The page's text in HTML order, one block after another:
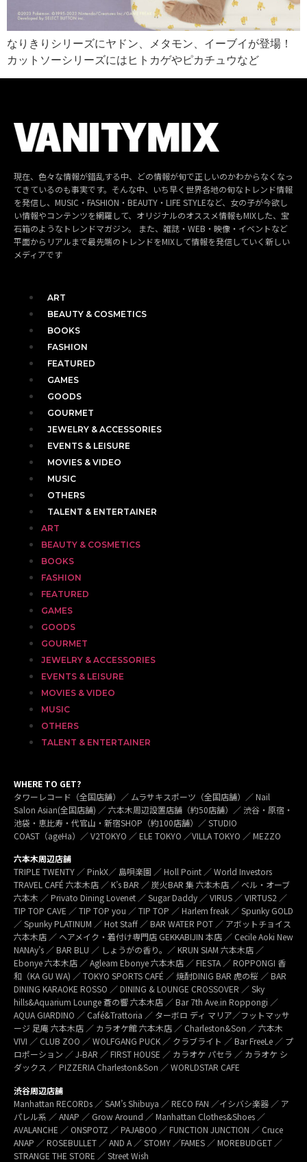
なりきりシリーズにヤドン、メタモン、イーブイが登場！
カットソーシリーズにはヒトカゲやピカチュウなど
現在、色々な情報が錯乱する中、どの情報が旬で正しいのかわからなくなっ
てきているのも事実です。そんな中、いち早く世界各地の旬なトレンド情報
を発信し、MUSIC・FASHION・BEAUTY・LIFE STYLEなど、女の子が今欲し
い情報やコンテンツを網羅して、オリジナルのオススメ情報もMIXした、宝
石箱のようなトレンドマガジン。 また、雑誌・WEB・映像・イベントなど
平面からリアルまで最先端のトレンドをMIXして情報を発信していく新しい
メディアです
ART
BEAUTY & COSMETICS
BOOKS
FASHION
FEATURED
GAMES
GOODS
GOURMET
JEWELRY & ACCESSORIES
EVENTS & LEISURE
MOVIES & VIDEO
MUSIC
OTHERS
TALENT & ENTERTAINER
ART
BEAUTY & COSMETICS
BOOKS
FASHION
FEATURED
GAMES
GOODS
GOURMET
JEWELRY & ACCESSORIES
EVENTS & LEISURE
MOVIES & VIDEO
MUSIC
OTHERS
TALENT & ENTERTAINER
WHERE TO GET?
タワーレコード（全国店舗）／ ムラサキスポーツ（全国店舗）／ Nail
Salon Asian(全国店舗) ／ 六本木周辺設置店舗（約50店舗）／ 渋谷・原宿・
池袋・恵比寿・代官山・新宿SHOP（約100店舗）／ STUDIO
COAST（ageHa）／ V2TOKYO ／ ELE TOKYO ／VILLA TOKYO ／ MEZZO
六本木周辺店舗
TRIPLE TWENTY ／ PinkX／ 島唄楽園 ／ Holl Point ／ World Investors
TRAVEL CAFÉ 六本木店 ／ K’s BAR ／ 炭火BAR 集 六本木店 ／ ベル・オーブ
六本木 ／ Privato Dining Lovenet ／ Sugar Daddy ／ VIRUS ／ VIRTUS2 ／
TIP TOP CAVE ／ TIP TOP you ／ TIP TOP ／ Harlem freak ／ Spunky GOLD
／ Spunky PLATINUM ／ Hot Staff ／ BAR WATER POT ／ アボットチョイス
六本木店 ／ ヘアメイク・着付け専門店 GEKKABIJIN 本店 ／ Cecile Aoki New
NANAy’s ／ BAR BLU ／ しょうがの香り。／ KRUN SIAM 六本木店 ／
Ebonye 六本木店 ／ Agleam Ebonye 六本木店 ／ FIESTA ／ ROPPONGI 香
和（KA GU WA) ／ TOKYO SPORTS CAFÉ ／ 焼酎DINIG BAR 虎の桜 ／ BAR
DINING KARAOKE ROSSO ／ DINING & LOUNGE CROSSOVER ／ Sky
hills&Aquarium Lounge 蒼の響 六本木店 ／ Bar 7th Ave.in Roppongi ／
AQUA GIARDINO ／ Café&Trattoria ／ ターボロ ディ マリア／フットマッサ
ージ 足庵 六本木店 ／ カラオケ館 六本木店 ／ Charleston&Son ／ 六本木
VIVI ／ CLUB ZOO ／ WOLFGANG PUCK ／ クラブライト ／ Bar FreeLe ／ プ
ロポーション ／ J-BAR ／ FIRST HOUSE ／ カラオケ パセラ ／ カラオケ シ
ダックス ／ PIZZERIA Charleston&Son ／ WORLDSTAR CAFE
渋谷周辺店舗
Manhattan RECORDs ／ SAM’s Shibuya ／ RECO FAN ／イシバシ楽器 ／ ア
パレル系 ／ ANAP ／ Grow Around ／ Manhattan Clothes&Shoes ／
AVALANCHE ／ ONSPOTZ ／ PAJABOO ／ FUNCTION JUNCTION ／ Cruce
ANAP ／ ROSEBULLET ／ AND A ／ STOMY ／FAMES ／ MOREBUDGET ／
STRANGE THE STORE ／ Street Wish